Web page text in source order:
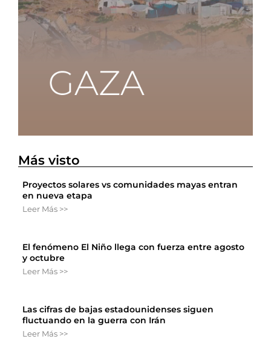
Más visto
Proyectos solares vs comunidades mayas entran
en nueva etapa
Leer Más >>
El fenómeno El Niño llega con fuerza entre agosto
y octubre
Leer Más >>
Las cifras de bajas estadounidenses siguen
fluctuando en la guerra con Irán
Leer Más >>